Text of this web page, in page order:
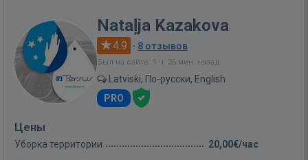
Nataļja Kazakova
4.9 · 8 отзывов
Был на сайте: 1 ч. 26 мин. назад
Latviski, По-русски, English
PRO
Цены
Уборка территории 20,00€/час